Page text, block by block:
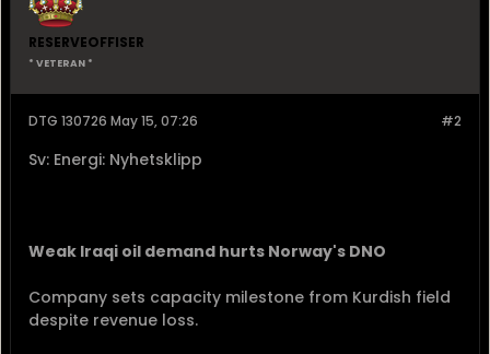
RESERVEOFFISER
* VETERAN *
#2
DTG 130726 May 15, 07:26
Sv: Energi: Nyhetsklipp
Weak Iraqi oil demand hurts Norway's DNO
Company sets capacity milestone from Kurdish field
despite revenue loss.